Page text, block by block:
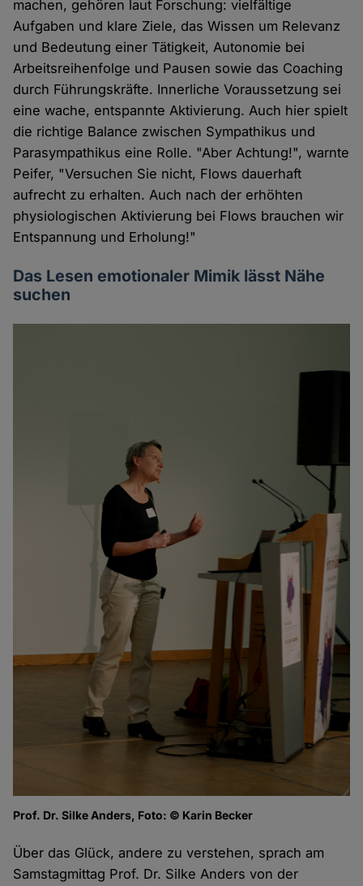
machen, gehören laut Forschung: vielfältige
Aufgaben und klare Ziele, das Wissen um Relevanz
und Bedeutung einer Tätigkeit, Autonomie bei
Arbeitsreihenfolge und Pausen sowie das Coaching
durch Führungskräfte. Innerliche Voraussetzung sei
eine wache, entspannte Aktivierung. Auch hier spielt
die richtige Balance zwischen Sympathikus und
Parasympathikus eine Rolle. "Aber Achtung!", warnte
Peifer, "Versuchen Sie nicht, Flows dauerhaft
aufrecht zu erhalten. Auch nach der erhöhten
physiologischen Aktivierung bei Flows brauchen wir
Entspannung und Erholung!"
Das Lesen emotionaler Mimik lässt Nähe
suchen
Prof. Dr. Silke Anders, Foto: © Karin Becker
Über das Glück, andere zu verstehen, sprach am
Samstagmittag Prof. Dr. Silke Anders von der